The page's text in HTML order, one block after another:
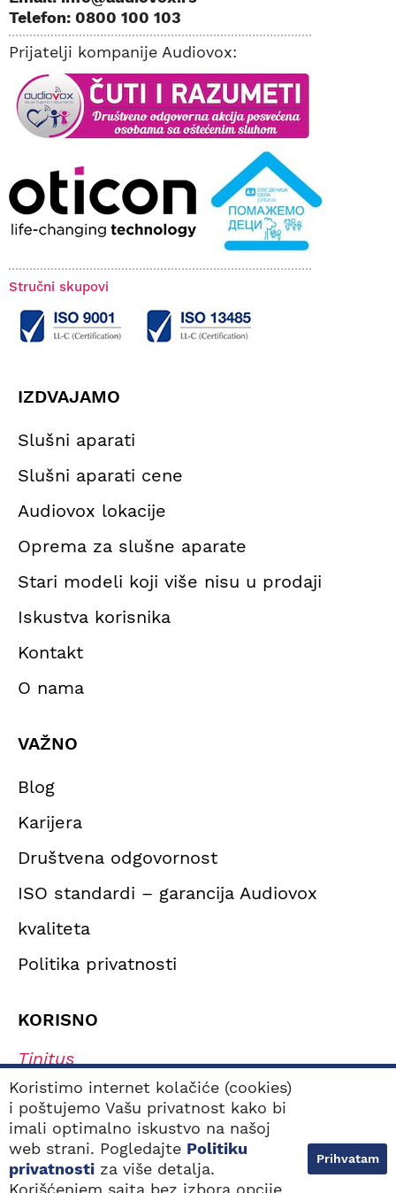
Telefon: 0800 100 103
Prijatelji kompanije Audiovox:
Stručni skupovi
IZDVAJAMO
Slušni aparati
Slušni aparati cene
Audiovox lokacije
Oprema za slušne aparate
Stari modeli koji više nisu u prodaji
Iskustva korisnika
Kontakt
O nama
VAŽNO
Blog
Karijera
Društvena odgovornost
ISO standardi – garancija Audiovox
kvaliteta
Politika privatnosti
KORISNO
Tinitus
Simptomi oštećenja sluha
Tipovi oštećenja sluha
Navikavanje na slušni aparat
Kako odabrati najbolji slušni aparat?
Koristimo internet kolačiće (cookies)
i poštujemo Vašu privatnost kako bi
imali optimalno iskustvo na našoj
web strani. Pogledajte Politiku
privatnosti za više detalja.
Korišćenjem sajta bez izbora opcije
Prihvatam